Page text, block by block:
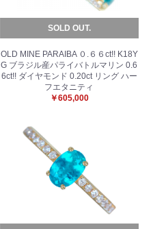
SOLD OUT.
OLD MINE PARAIBA ０.６６ct!! K18Y
G ブラジル産パライバトルマリン 0.6
6ct!! ダイヤモンド 0.20ct リング ハー
フエタニティ
￥605,000